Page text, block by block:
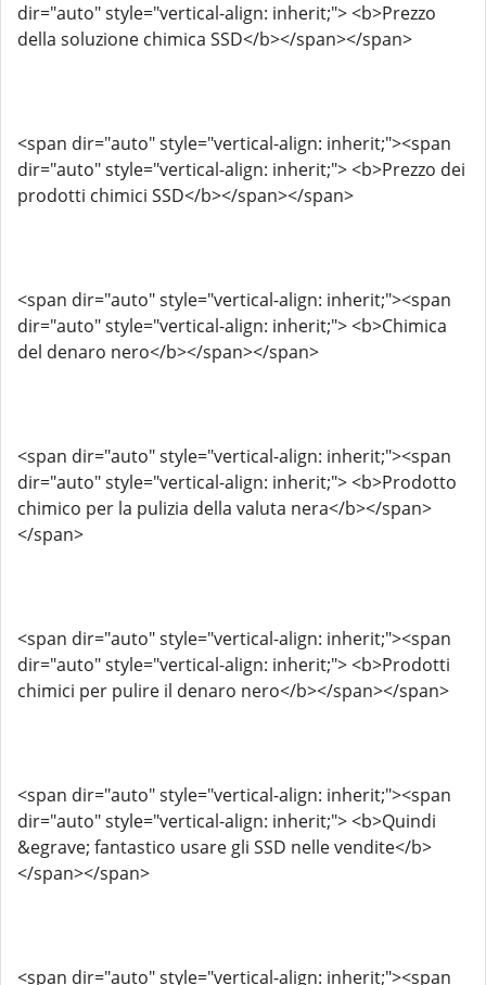
dir="auto" style="vertical-align: inherit;"> <b>Prezzo
della soluzione chimica SSD</b></span></span>
<span dir="auto" style="vertical-align: inherit;"><span
dir="auto" style="vertical-align: inherit;"> <b>Prezzo dei
prodotti chimici SSD</b></span></span>
<span dir="auto" style="vertical-align: inherit;"><span
dir="auto" style="vertical-align: inherit;"> <b>Chimica
del denaro nero</b></span></span>
<span dir="auto" style="vertical-align: inherit;"><span
dir="auto" style="vertical-align: inherit;"> <b>Prodotto
chimico per la pulizia della valuta nera</b></span>
</span>
<span dir="auto" style="vertical-align: inherit;"><span
dir="auto" style="vertical-align: inherit;"> <b>Prodotti
chimici per pulire il denaro nero</b></span></span>
<span dir="auto" style="vertical-align: inherit;"><span
dir="auto" style="vertical-align: inherit;"> <b>Quindi
&egrave; fantastico usare gli SSD nelle vendite</b>
</span></span>
<span dir="auto" style="vertical-align: inherit;"><span